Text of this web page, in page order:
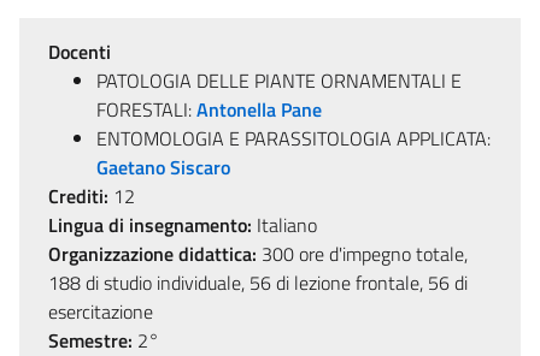
Docenti
PATOLOGIA DELLE PIANTE ORNAMENTALI E
FORESTALI:Antonella Pane
ENTOMOLOGIA E PARASSITOLOGIA APPLICATA:
Gaetano Siscaro
Crediti: 12
Lingua di insegnamento: Italiano
Organizzazione didattica: 300 ore d'impegno totale,
188 di studio individuale, 56 di lezione frontale, 56 di
esercitazione
Semestre: 2°